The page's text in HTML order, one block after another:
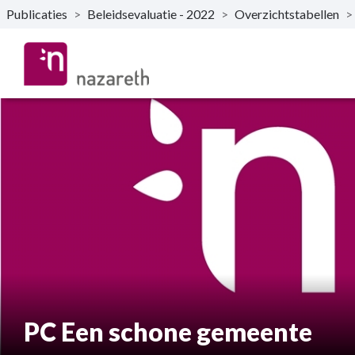
Naar hoofdinhoud
Publicaties > Beleidsevaluatie - 2022 > Overzichtstabellen >
PC Een schone gemeente